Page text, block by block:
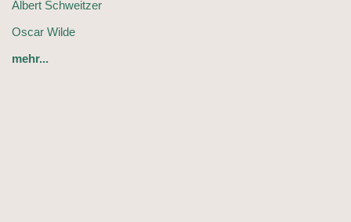
Albert Schweitzer
Oscar Wilde
mehr...